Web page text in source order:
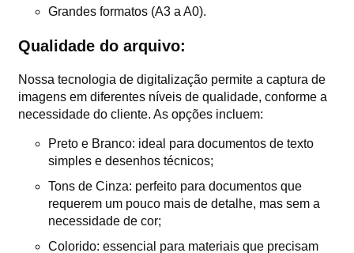
Grandes formatos (A3 a A0).
Qualidade do arquivo:
Nossa tecnologia de digitalização permite a captura de
imagens em diferentes níveis de qualidade, conforme a
necessidade do cliente. As opções incluem:
Preto e Branco: ideal para documentos de texto
simples e desenhos técnicos;
Tons de Cinza: perfeito para documentos que
requerem um pouco mais de detalhe, mas sem a
necessidade de cor;
Colorido: essencial para materiais que precisam